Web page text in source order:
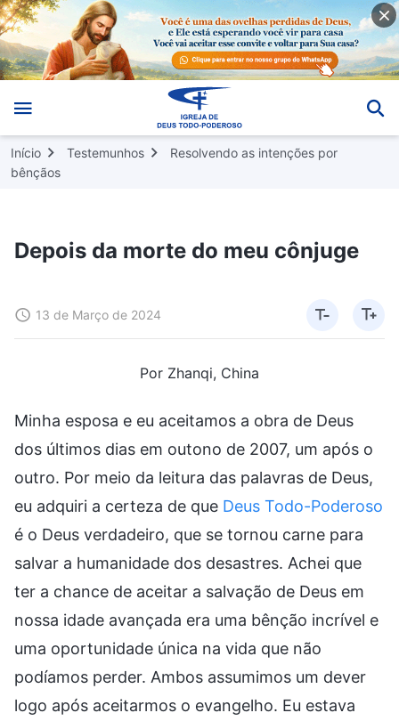
Início Testemunhos
Resolvendo as intenções por
bênçãos
Depois da morte do meu cônjuge
13 de Março de 2024
Por Zhanqi, China
Minha esposa e eu aceitamos a obra de Deus
dos últimos dias em outono de 2007, um após o
outro. Por meio da leitura das palavras de Deus,
eu adquiri a certeza de que Deus Todo-Poderoso
é o Deus verdadeiro, que se tornou carne para
salvar a humanidade dos desastres. Achei que
ter a chance de aceitar a salvação de Deus em
nossa idade avançada era uma bênção incrível e
uma oportunidade única na vida que não
podíamos perder. Ambos assumimos um dever
logo após aceitarmos o evangelho. Eu estava